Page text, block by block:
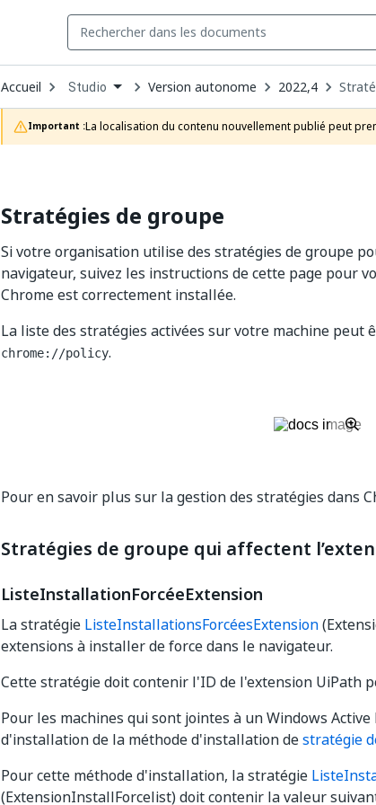
Accueil Open
Dropdown
to
choose
product
Studio Version autonome 2022,4
Important :La localisation du contenu nouvellement publié peut
Stratégies de groupe
Si votre organisation utilise des stratégies de groupe
navigateur, suivez les instructions de cette page pour
Chrome est correctement installée.
La liste des stratégies activées sur votre machine peut
chrome://policy.
Pour en savoir plus sur la gestion des stratégies dans
Stratégies de groupe qui affectent
ListeInstallationForcéeExtension
La stratégie ListeInstallationsForcéesExtension
extensions à installer de force dans le navigateur.
Cette stratégie doit contenir l'ID de l'extension UiPath
Pour les machines qui sont jointes à un Windows
d'installation de la méthode d'installation destratégie
Pour cette méthode d'installation, la stratégie
(ExtensionInstallForcelist) doit contenir la valeur